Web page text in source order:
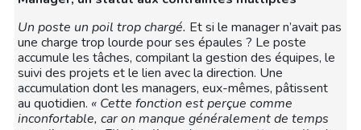
Un poste un poil trop chargé. Et si le manager n’avait pas
une charge trop lourde pour ses épaules ? Le poste
accumule les tâches, compilant la gestion des équipes, le
suivi des projets et le lien avec la direction. Une
accumulation dont les managers, eux-mêmes, pâtissent
au quotidien. « Cette fonction est perçue comme
inconfortable, car on manque généralement de temps